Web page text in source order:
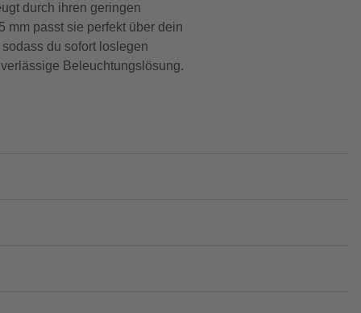
durch ihren geringen
mm passt sie perfekt über dein
du sofort loslegen
Beleuchtungslösung.